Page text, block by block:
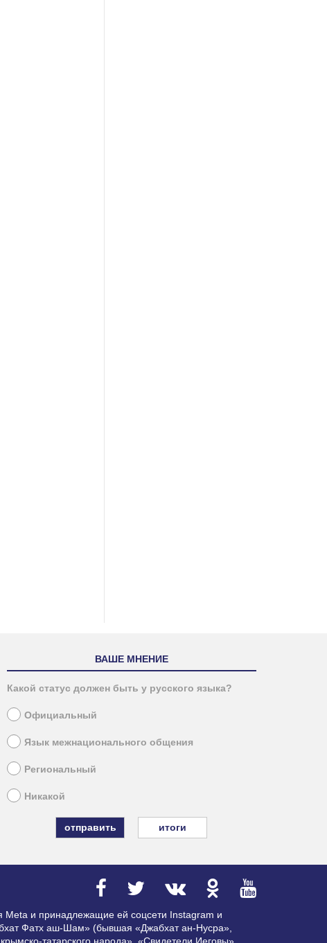
ВАШЕ МНЕНИЕ
Какой статус должен быть у русского языка?
Официальный
Язык межнационального общения
Региональный
Никакой
итоги
Meta и принадлежащие ей соцсети Instagram и
Фатх аш-Шам» (бывшая «Джабхат ан-Нусра»,
татарского народа», «Свидетели Иеговы»,